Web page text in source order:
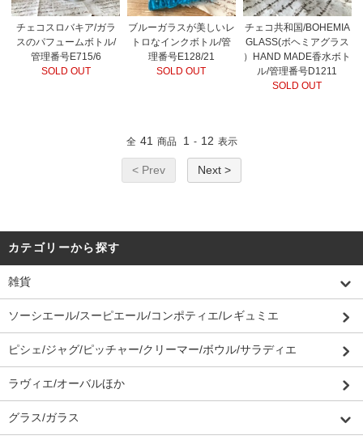
チェコスロバキア/ガラ
スのパフュームボトル/
管理番号E715/6
SOLD OUT
ブルーガラスが美しいレ
トロなインクボトル/管
理番号E128/21
SOLD OUT
チェコ共和国/BOHEMIA
GLASS(ボヘミアグラス
）HAND MADE香水ボト
ル/管理番号D1211
SOLD OUT
全 41 商品 1 - 12 表示
< Prev Next >
カテゴリーから探す
雑貨
ソーシエール/スーピエール/コンポティエ/レギュミエ
ピシェ/ジャグ/ピッチャー/クリーマー/ボウル/サラディエ
ラヴィエ/オーバルほか
グラス/ガラス